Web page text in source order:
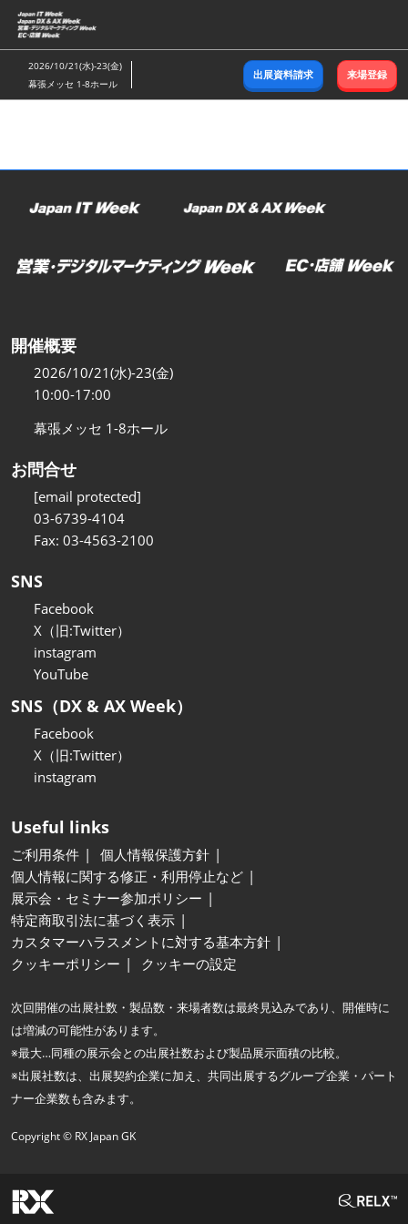
ス
キ
ッ
し
む
2026/10/21(水)-23(金)
幕張メッセ 1-8ホール
出展資料請求 来場登録
開催概要
2026/10/21(水)-23(金)
10:00-17:00
幕張メッセ 1-8ホール
お問合せ
[email protected]
03-6739-4104
Fax: 03-4563-2100
SNS
Facebook
X（旧:Twitter）
instagram
YouTube
SNS（DX & AX Week）
Facebook
X（旧:Twitter）
instagram
Useful links
ご利用条件
個人情報保護方針
個人情報に関する修正・利用停止など
展示会・セミナー参加ポリシー
特定商取引法に基づく表示
カスタマーハラスメントに対する基本方針
クッキーポリシー
クッキーの設定
次回開催の出展社数・製品数・来場者数は最終見込みであり、開催時に
は増減の可能性があります。
※最大…同種の展示会との出展社数および製品展示面積の比較。
※出展社数は、出展契約企業に加え、共同出展するグループ企業・パート
ナー企業数も含みます。
Copyright © RX Japan GK